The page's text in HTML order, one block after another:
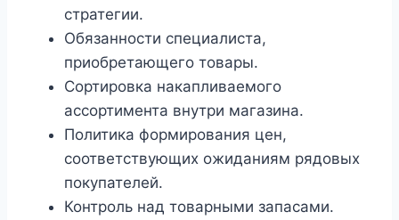
стратегии.
Обязанности специалиста,
приобретающего товары.
Сортировка накапливаемого
ассортимента внутри магазина.
Политика формирования цен,
соответствующих ожиданиям рядовых
покупателей.
Контроль над товарными запасами.